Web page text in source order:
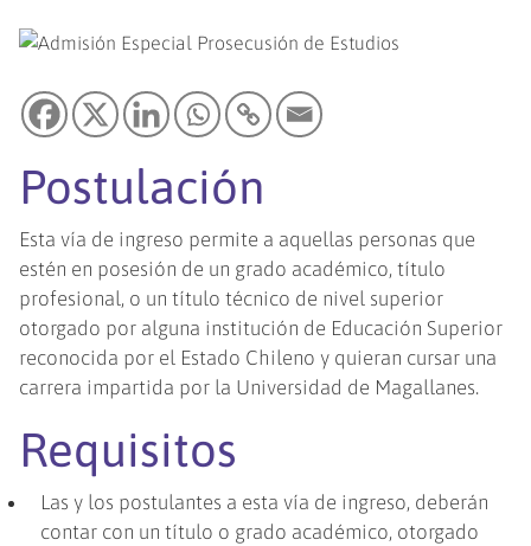
Postulación
Esta vía de ingreso permite a aquellas personas que
estén en posesión de un grado académico, título
profesional, o un título técnico de nivel superior
otorgado por alguna institución de Educación Superior
reconocida por el Estado Chileno y quieran cursar una
carrera impartida por la Universidad de Magallanes.
Requisitos
Las y los postulantes a esta vía de ingreso, deberán
contar con un título o grado académico, otorgado